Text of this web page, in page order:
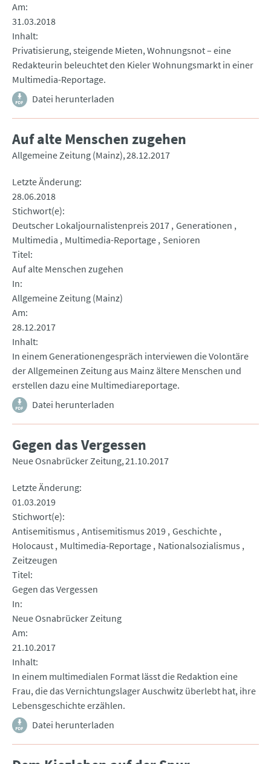
Am
31.03.2018
Inhalt
Privatisierung, steigende Mieten, Wohnungsnot – eine
Redakteurin beleuchtet den Kieler Wohnungsmarkt in einer
Multimedia-Reportage.
Datei herunterladen
Auf alte Menschen zugehen
Allgemeine Zeitung (Mainz) 28.12.2017
Letzte Änderung
28.06.2018
Stichwort(e)
Deutscher Lokaljournalistenpreis 2017 Generationen
Multimedia
Multimedia-Reportage Senioren
Titel
Auf alte Menschen zugehen
In
Allgemeine Zeitung (Mainz)
Am
28.12.2017
Inhalt
In einem Generationengespräch interviewen die Volontäre
der Allgemeinen Zeitung aus Mainz ältere Menschen und
erstellen dazu eine Multimediareportage.
Datei herunterladen
Gegen das Vergessen
Neue Osnabrücker Zeitung 21.10.2017
Letzte Änderung
01.03.2019
Stichwort(e)
Antisemitismus Antisemitismus 2019 Geschichte
Holocaust Multimedia-Reportage Nationalsozialismus
Zeitzeugen
Titel
Gegen das Vergessen
In
Neue Osnabrücker Zeitung
Am
21.10.2017
Inhalt
In einem multimedialen Format lässt die Redaktion eine
Frau, die das Vernichtungslager Auschwitz überlebt hat, ihre
Lebensgeschichte erzählen.
Datei herunterladen